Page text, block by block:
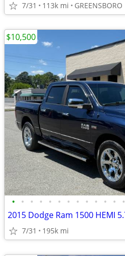
7/31 113k mi GREENSBORO
• • • • • • • • • • • • •
7/31 195k mi
$10,500